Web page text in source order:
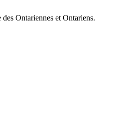
Ontariennes et Ontariens.